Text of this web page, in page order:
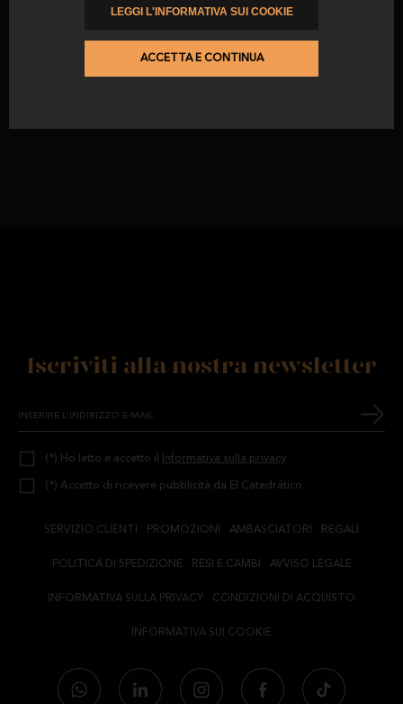
ACCETTA E CONTINUA
Iscriviti alla nostra newsletter
(*) Ho letto e accetto il Informativa sulla privacy
(*) Accetto di ricevere pubblicità da El Catedrático
SERVIZIO CLIENTI PROMOZIONI AMBASCIATORI REGALI
POLITICA DI SPEDIZIONE RESI E CAMBI AVVISO LEGALE
INFORMATIVA SULLA PRIVACY CONDIZIONI DI ACQUISTO
INFORMATIVA SUI COOKIE
LEGGI L'INFORMATIVA SUI COOKIE